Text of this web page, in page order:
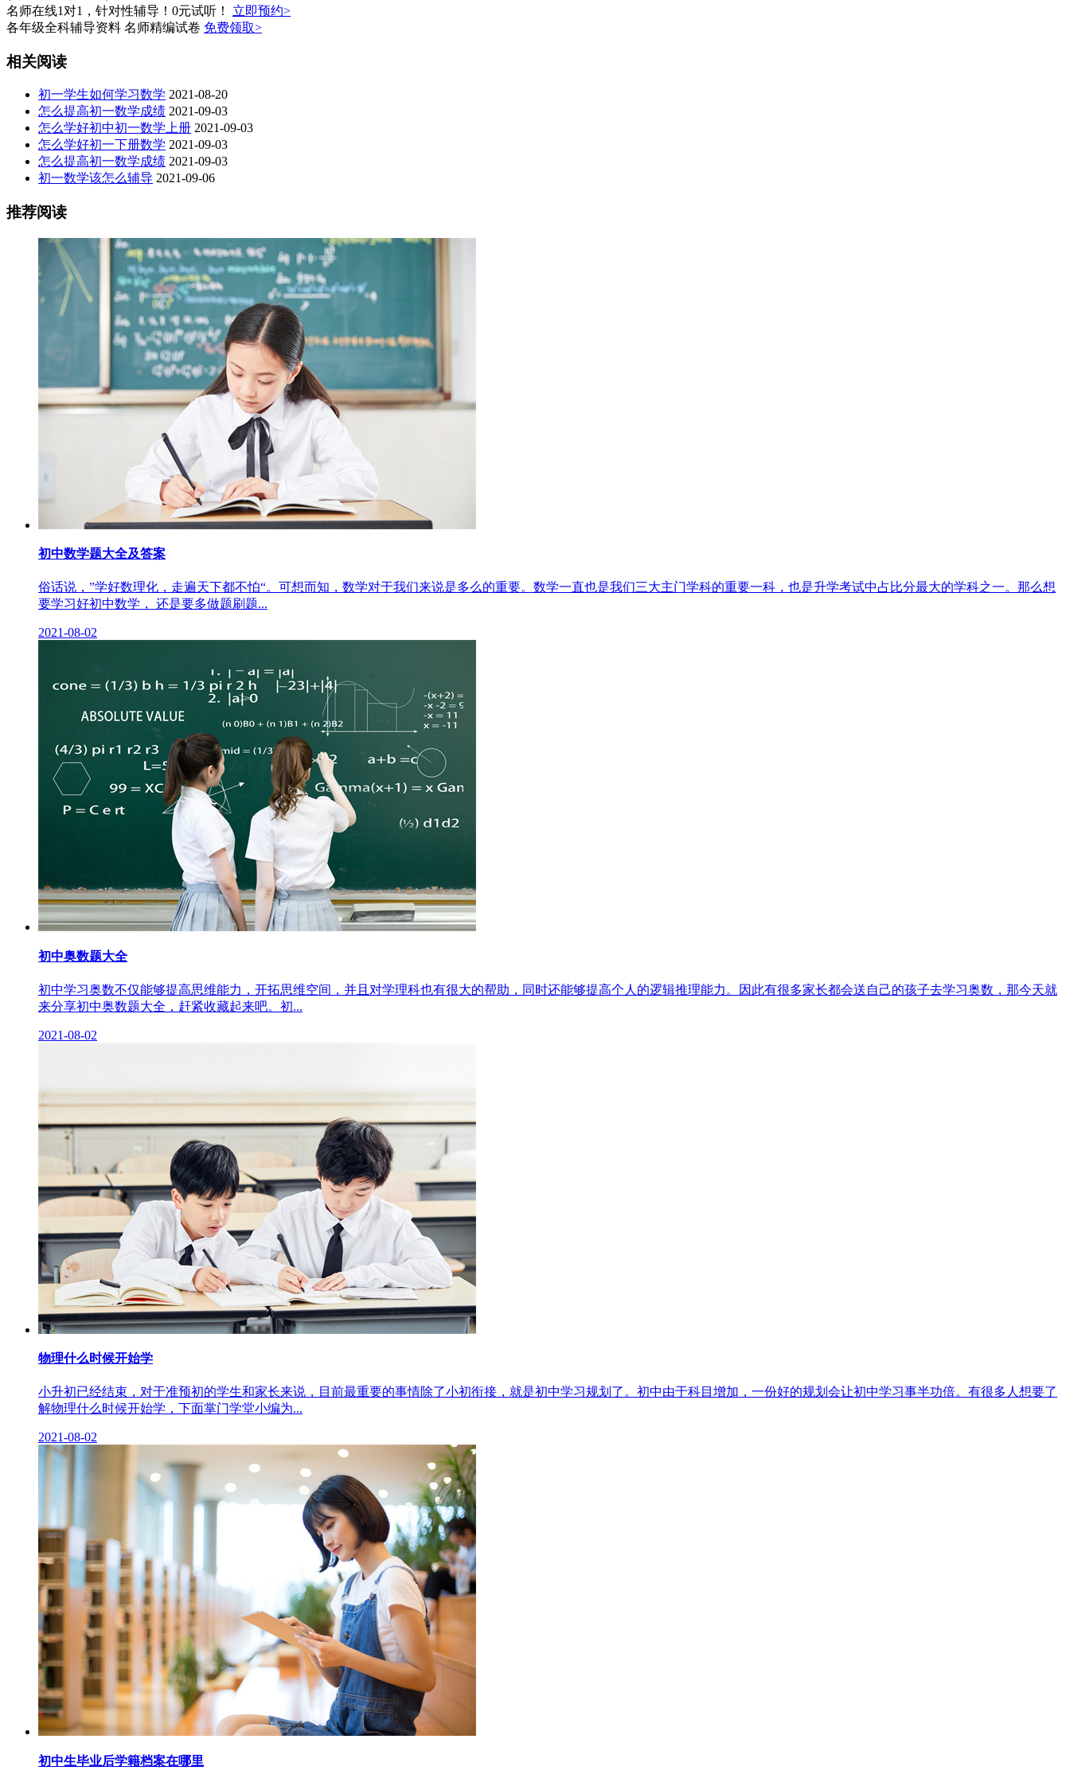
名师在线1对1，针对性辅导！0元试听！
立即预约>
各年级全科辅导资料 名师精编试卷 免费领取>
相关阅读
初一学生如何学习数学 2021-08-20
怎么提高初一数学成绩 2021-09-03
怎么学好初中初一数学上册 2021-09-03
怎么学好初一下册数学 2021-09-03
怎么提高初一数学成绩 2021-09-03
初一数学该怎么辅导 2021-09-06
推荐阅读
初中数学题大全及答案
俗话说，”学好数理化，走遍天下都不怕“。可想而知，数学对于我们来说是多么的重要。数学一直也是我们三大主门学科的重要一科，也是升学考试中占比分最大的学科之一。那么想
要学习好初中数学， 还是要多做题刷题...
2021-08-02
初中奥数题大全
初中学习奥数不仅能够提高思维能力，开拓思维空间，并且对学理科也有很大的帮助，同时还能够提高个人的逻辑推理能力。因此有很多家长都会送自己的孩子去学习奥数，那今天就
来分享初中奥数题大全，赶紧收藏起来吧。初...
2021-08-02
物理什么时候开始学
小升初已经结束，对于准预初的学生和家长来说，目前最重要的事情除了小初衔接，就是初中学习规划了。初中由于科目增加，一份好的规划会让初中学习事半功倍。有很多人想要了
解物理什么时候开始学，下面掌门学堂小编为...
2021-08-02
初中生毕业后学籍档案在哪里